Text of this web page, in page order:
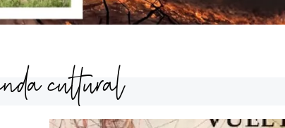
cultural